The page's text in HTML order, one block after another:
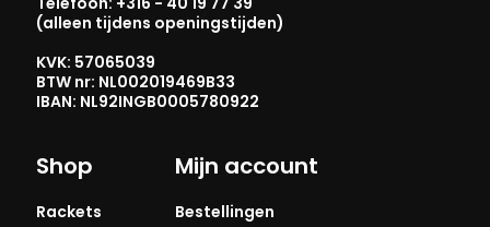
(alleen tijdens openingstijden)
KVK: 57065039
BTW nr: NL002019469B33
IBAN: NL92INGB0005780922
Shop
Rackets
Mijn account
Bestellingen